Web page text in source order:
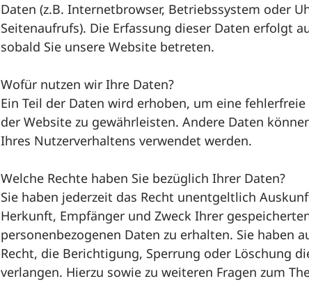
Daten (z.B. Internetbrowser, Betriebssystem oder
Seitenaufrufs). Die Erfassung dieser Daten erfolgt
sobald Sie unsere Website betreten.
Wofür nutzen wir Ihre Daten?
Ein Teil der Daten wird erhoben, um eine
der Website zu gewährleisten. Andere Daten
Ihres Nutzerverhaltens verwendet werden.
Welche Rechte haben Sie bezüglich Ihrer Daten?
Sie haben jederzeit das Recht unentgeltlich
Herkunft, Empfänger und Zweck Ihrer
personenbezogenen Daten zu erhalten. Sie haben
Recht, die Berichtigung, Sperrung oder Löschung
verlangen. Hierzu sowie zu weiteren Fragen zum